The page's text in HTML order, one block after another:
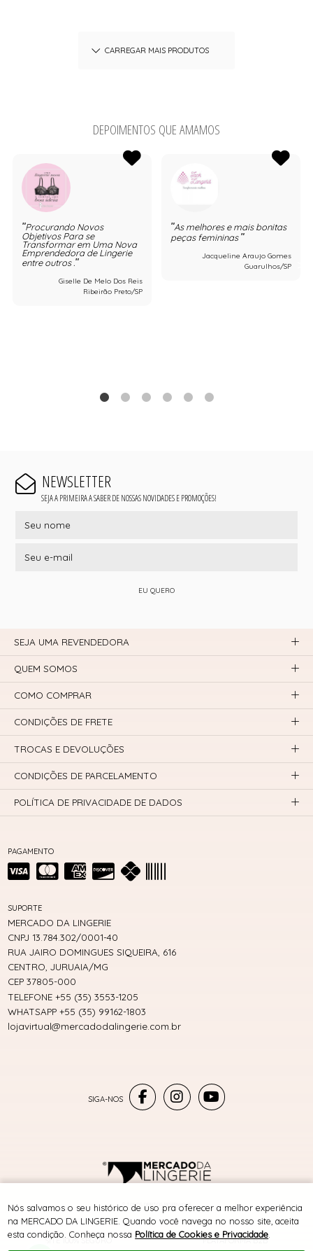
CARREGAR MAIS PRODUTOS
DEPOIMENTOS QUE AMAMOS
Procurando Novos
Objetivos Para se
Transformar em Uma Nova
Emprendedora de Lingerie
entre outros .
Giselle De Melo Dos Reis
Ribeirão Preto/SP
As melhores e mais bonitas
peças femininas
Jacqueline Araujo Gomes
Guarulhos/SP
NEWSLETTER
SEJA A PRIMEIRA A SABER DE NOSSAS NOVIDADES E PROMOÇÕES!
EU QUERO
PAGAMENTO
SITE 100% SEGURO PLATAFORMA B2B
SUPORTE
MERCADO DA LINGERIE
CNPJ 13.784.302/0001-40
RUA JAIRO DOMINGUES SIQUEIRA, 616
CENTRO, JURUAIA/MG
CEP 37805-000
TELEFONE +55 (35) 3553-1205
WHATSAPP +55 (35) 99162-1803
lojavirtual@mercadodalingerie.com.br
SEJA UMA REVENDEDORA
QUEM SOMOS
COMO COMPRAR
CONDIÇÕES DE FRETE
TROCAS E DEVOLUÇÕES
CONDIÇÕES DE PARCELAMENTO
POLÍTICA DE PRIVACIDADE DE DADOS
® TODOS DIREITOS RESERVADOS
Nós salvamos o seu histórico de uso pra oferecer a melhor experiência
na MERCADO DA LINGERIE. Quando você navega no nosso site, aceita
esta condição. Conheça nossa Política de Cookies e Privacidade